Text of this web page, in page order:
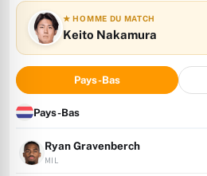
★ HOMME DU MATCH
Keito Nakamura
Pays-Bas
Pays-Bas
Ryan Gravenberch
MIL